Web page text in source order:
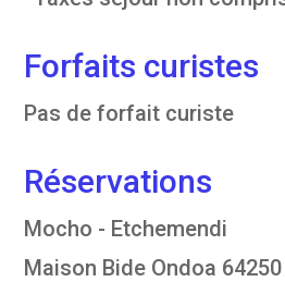
Forfaits curistes
Pas de forfait curiste
Réservations
Mocho - Etchemendi
Maison Bide Ondoa